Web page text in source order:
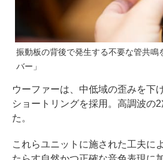
振動板の背後で発生する不要な管共鳴
バー」
ウーファーは、中低域の歪みを下
ショートリングを採用。高調波の
た。
これらユニットに施された工夫に